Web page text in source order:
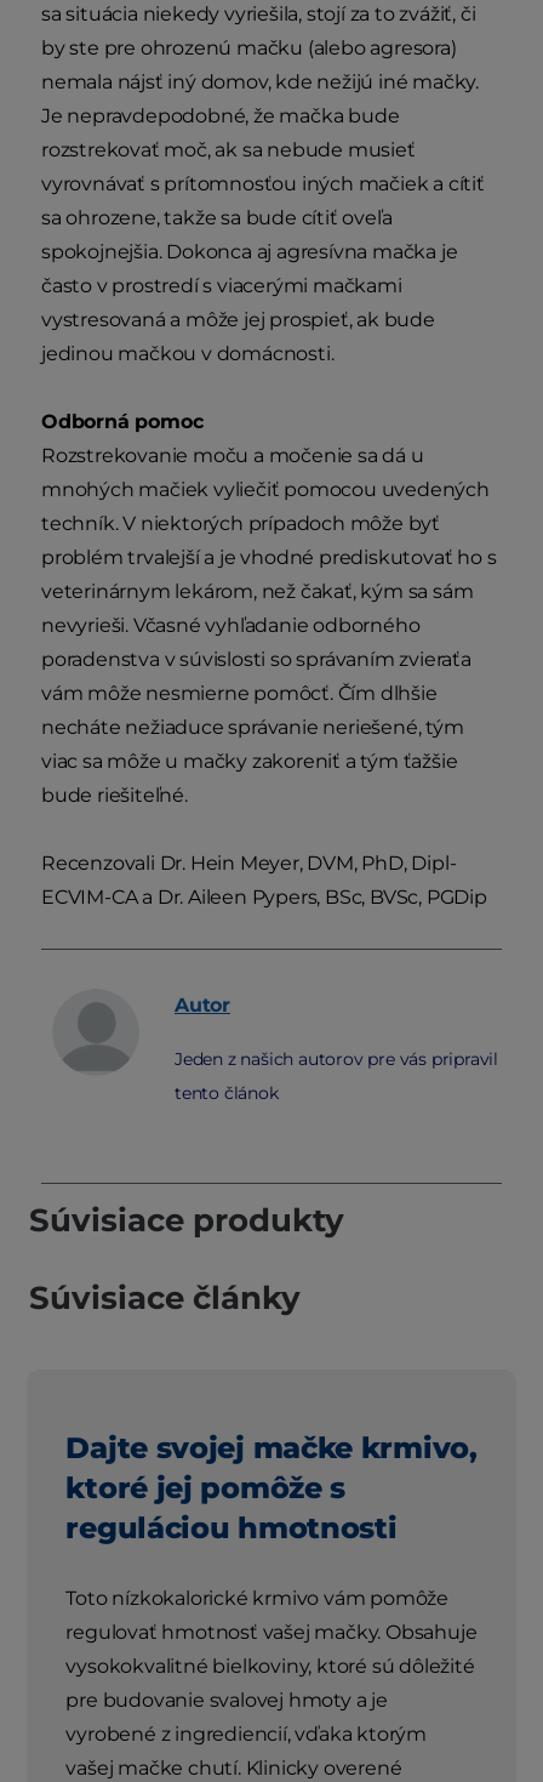
sa situácia niekedy vyriešila, stojí za to zvážiť, či
by ste pre ohrozenú mačku (alebo agresora)
nemala nájsť iný domov, kde nežijú iné mačky.
Je nepravdepodobné, že mačka bude
rozstrekovať moč, ak sa nebude musieť
vyrovnávať s prítomnosťou iných mačiek a cítiť
sa ohrozene, takže sa bude cítiť oveľa
spokojnejšia. Dokonca aj agresívna mačka je
často v prostredí s viacerými mačkami
vystresovaná a môže jej prospieť, ak bude
jedinou mačkou v domácnosti.
Odborná pomoc
Rozstrekovanie moču a močenie sa dá u
mnohých mačiek vyliečiť pomocou uvedených
techník. V niektorých prípadoch môže byť
problém trvalejší a je vhodné prediskutovať ho s
veterinárnym lekárom, než čakať, kým sa sám
nevyrieši. Včasné vyhľadanie odborného
poradenstva v súvislosti so správaním zvieraťa
vám môže nesmierne pomôcť. Čím dlhšie
necháte nežiaduce správanie neriešené, tým
viac sa môže u mačky zakoreniť a tým ťažšie
bude riešiteľné.
Recenzovali Dr. Hein Meyer, DVM, PhD, Dipl-
ECVIM-CA a Dr. Aileen Pypers, BSc, BVSc, PGDip
Autor
Jeden z našich autorov pre vás pripravil
tento článok
Súvisiace produkty
Súvisiace články
Dajte svojej mačke krmivo,
ktoré jej pomôže s
reguláciou hmotnosti
Toto nízkokalorické krmivo vám pomôže
regulovať hmotnosť vašej mačky. Obsahuje
vysokokvalitné bielkoviny, ktoré sú dôležité
pre budovanie svalovej hmoty a je
vyrobené z ingrediencií, vďaka ktorým
vašej mačke chutí. Klinicky overené